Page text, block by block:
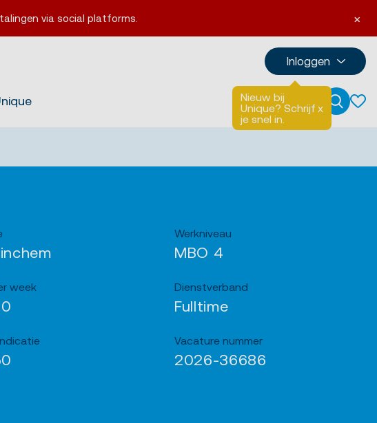
×
via social platforms.
Inloggen
Nieuw bij
Unique? Schrijf
je snel in.
x
English
Zoeken
Werkniveau
MBO 4
week Dienstverband
Fulltime
Vacature nummer
2026-36686